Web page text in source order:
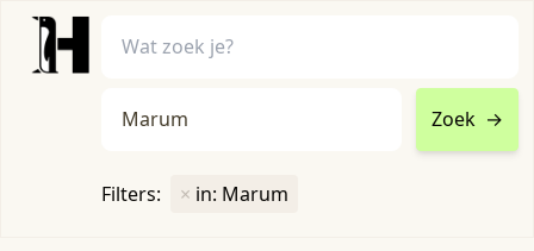
Zoek →
Filters: × in: Marum